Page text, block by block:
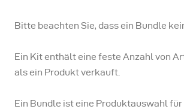
Bitte beachten Sie, dass ein Bundle
Ein Kit enthält eine feste Anzahl von
als ein Produkt verkauft.
Ein Bundle ist eine Produktauswahl